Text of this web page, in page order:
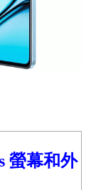
螢幕和外